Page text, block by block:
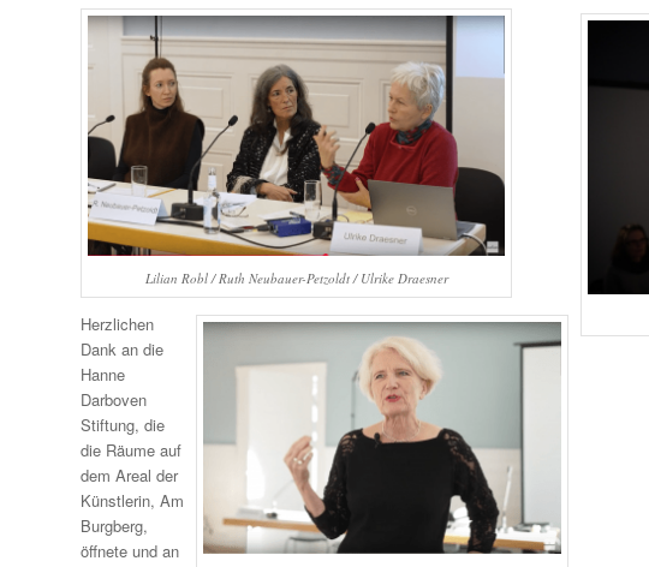
Lilian Robl / Ruth Neubauer-Petzoldt / Ulrike Draesner
Herzlichen
Dank an die
Hanne
Darboven
Stiftung, die
die Räume auf
dem Areal der
Künstlerin, Am
Burgberg,
öffnete und an